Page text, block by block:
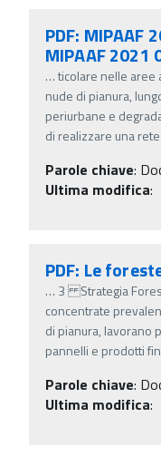
PDF: MIPAAF
MIPAAF
…ticolare nelle aree
nude di pianura,
periurbane e
di realizzare una
Parole chiave:
Ultima modifica:
PDF: Le
… 3 Strategia
concentrate
di pianura, lavorano
pannelli e prodotti
Parole chiave:
Ultima modifica: